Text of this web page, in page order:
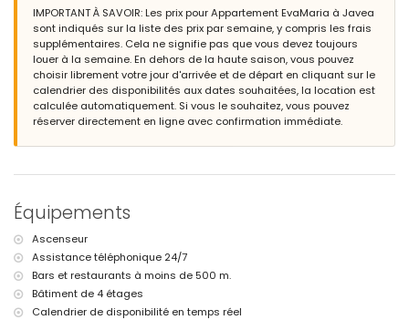
Plus d'informations
ville la plus proche : El Puerto (à moins de 1000 mètres de
l'appartement)
rivière ou bord de l'eau le plus proche : la Méditerranée (à moins
de 500 mètres de l'appartement)
plage la plus proche : Montañar I (à moins de 500 mètres de
l'appartement)
l'appartement)
l'appartement)
deuxième aéroport le plus proche : Valence (> 100 kilomètres)
transports publics à proximité : bus à moins de 500 mètres
interdiction de fumer
animaux non admis
L'immeuble où se trouve l'hébergement dispose d'un ascenseur.
L'hébergement est très adapté pour les familles avec enfants
IMPORTANT À SAVOIR: Les prix pour Appartement EvaMaria à Javea
sont indiqués sur la liste des prix par semaine, y compris les frais
supplémentaires. Cela ne signifie pas que vous devez toujours
louer à la semaine. En dehors de la haute saison, vous pouvez
choisir librement votre jour d'arrivée et de départ en cliquant sur le
calendrier des disponibilités aux dates souhaitées, la location est
calculée automatiquement. Si vous le souhaitez, vous pouvez
réserver directement en ligne avec confirmation immédiate.
Équipements
Ascenseur
Assistance téléphonique 24/7
Bars et restaurants à moins de 500 m.
Bâtiment de 4 étages
Calendrier de disponibilité en temps réel